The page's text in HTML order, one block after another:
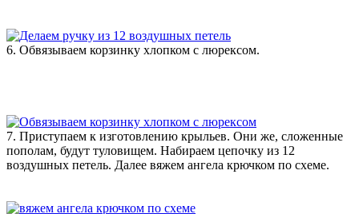
6. Обвязываем корзинку хлопком с люрексом.
7. Приступаем к изготовлению крыльев. Они же, сложенные
пополам, будут туловищем. Набираем цепочку из 12
воздушных петель. Далее вяжем ангела крючком по схеме.